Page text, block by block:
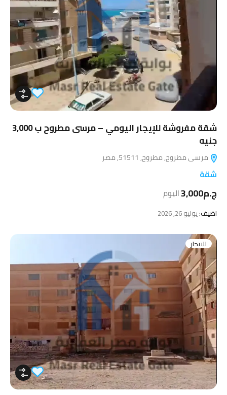
شقة مفروشة للإيجار اليومي – مرسى مطروح ب 3,000
جنيه
مرسى مطروح, مطروح, 51511, مصر
شقة
ج.م3,000 اليوم
اضيف:يوليو 26, 2026
للايجار